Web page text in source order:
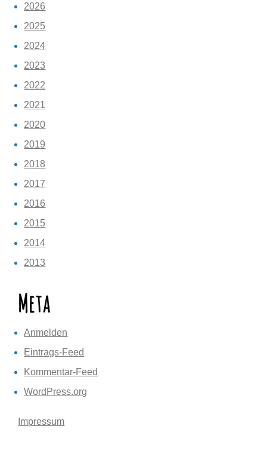
2026
2025
2024
2023
2022
2021
2020
2019
2018
2017
2016
2015
2014
2013
Meta
Anmelden
Eintrags-Feed
Kommentar-Feed
WordPress.org
Impressum